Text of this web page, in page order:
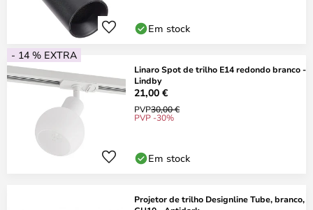
Em stock
- 14 % EXTRA
Linaro Spot de trilho E14 redondo branco -
Lindby
21,00 €
PVP30,00 €
PVP -30%
Em stock
Projetor de trilho Designline Tube, branco,